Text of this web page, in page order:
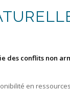
des conflits non
en